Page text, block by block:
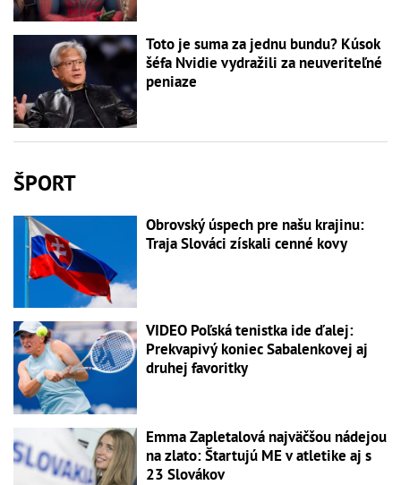
Toto je suma za jednu bundu? Kúsok
šéfa Nvidie vydražili za neuveriteľné
peniaze
ŠPORT
Obrovský úspech pre našu krajinu:
Traja Slováci získali cenné kovy
VIDEO Poľská tenistka ide ďalej:
Prekvapivý koniec Sabalenkovej aj
druhej favoritky
Emma Zapletalová najväčšou nádejou
na zlato: Štartujú ME v atletike aj s
23 Slovákov